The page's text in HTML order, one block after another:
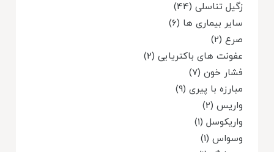
زگیل تناسلی (44)
سایر بیماری ها (6)
صرع (2)
عفونت های باکتریایی (2)
فشار خون (7)
مبارزه با پیری (9)
واریس (2)
واریکوسل (1)
وسواس (1)